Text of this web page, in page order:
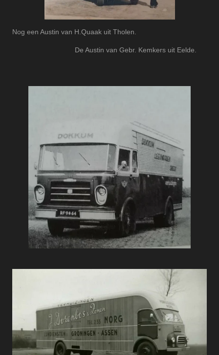
Nog een Austin van H.Quaak uit Tholen.
De Austin van Gebr. Kemkers uit Eelde.